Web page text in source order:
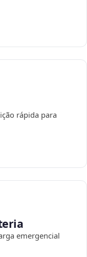
rápida para
emergencial